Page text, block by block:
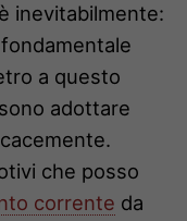
inevitabilmente:
a questo
adottare
che posso
corrente da